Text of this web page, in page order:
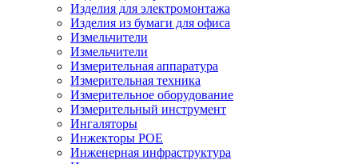
Изделия для электромонтажа
Изделия из бумаги для офиса
Измельчители
Измельчители
Измерительная аппаратура
Измерительная техника
Измерительное оборудование
Измерительный инструмент
Ингаляторы
Инжекторы POE
Инженерная инфраструктура